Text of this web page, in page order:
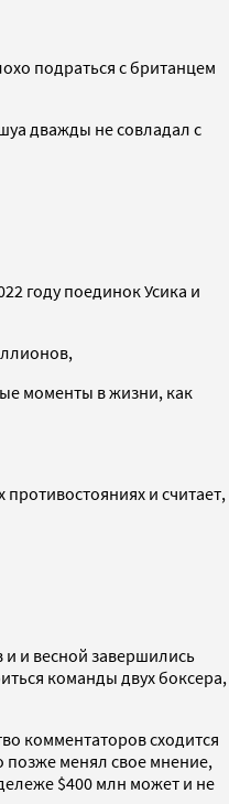
подраться с британцем
дважды не совладал с
году поединок Усика и
моменты в жизни, как
и считает,
и весной завершились
команды двух боксера,
комментаторов сходится
позже менял свое мнение,
$400 млн может и не